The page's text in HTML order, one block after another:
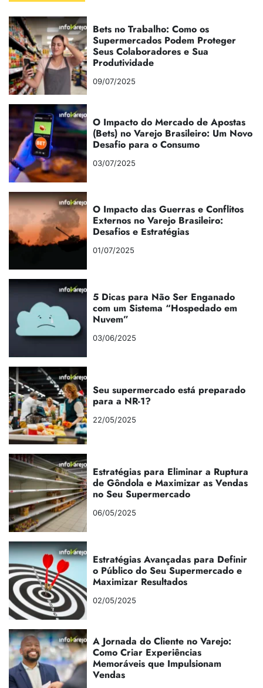
Bets no Trabalho: Como os
Supermercados Podem Proteger
Seus Colaboradores e Sua
Produtividade
09/07/2025
O Impacto do Mercado de Apostas
(Bets) no Varejo Brasileiro: Um Novo
Desafio para o Consumo
03/07/2025
O Impacto das Guerras e Conflitos
Externos no Varejo Brasileiro:
Desafios e Estratégias
01/07/2025
5 Dicas para Não Ser Enganado
com um Sistema “Hospedado em
Nuvem”
03/06/2025
Seu supermercado está preparado
para a NR-1?
22/05/2025
Estratégias para Eliminar a Ruptura
de Gôndola e Maximizar as Vendas
no Seu Supermercado
06/05/2025
Estratégias Avançadas para Definir
o Público do Seu Supermercado e
Maximizar Resultados
02/05/2025
A Jornada do Cliente no Varejo:
Como Criar Experiências
Memoráveis que Impulsionam
Vendas